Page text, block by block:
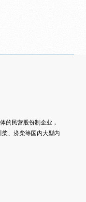
的民营股份制企业，
、济柴等国内大型内